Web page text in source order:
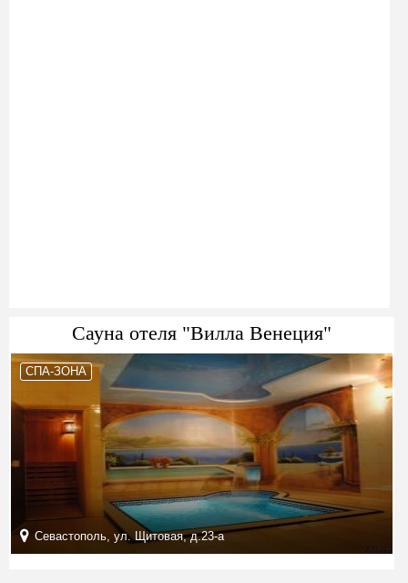
Сауна отеля "Вилла Венеция"
СПА-ЗОНА
Севастополь, ул. Щитовая, д.23-а